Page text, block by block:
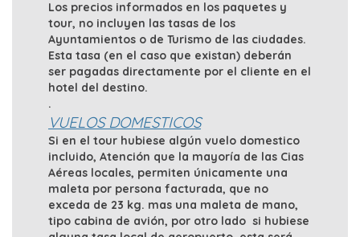
Los precios informados en los paquetes y
tour, no incluyen las tasas de los
Ayuntamientos o de Turismo de las ciudades.
Esta tasa (en el caso que existan) deberán
ser pagadas directamente por el cliente en el
hotel del destino.
.
VUELOS DOMESTICOS
Si en el tour hubiese algún vuelo domestico
incluido, Atención que la mayoría de las Cias
Aéreas locales, permiten únicamente una
maleta por persona facturada, que no
exceda de 23 kg. mas una maleta de mano,
tipo cabina de avión, por otro lado si hubiese